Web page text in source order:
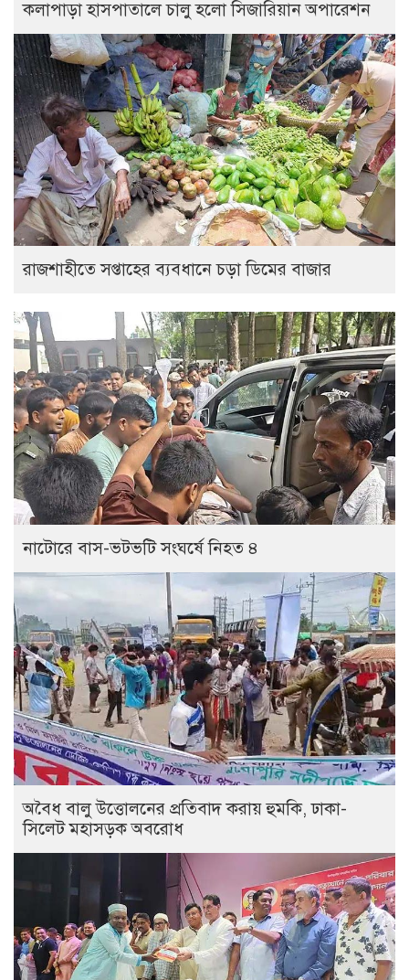
কলাপাড়া হাসপাতালে চালু হলো সিজারিয়ান অপারেশন
রাজশাহীতে সপ্তাহের ব্যবধানে চড়া ডিমের বাজার
নাটোরে বাস-ভটভটি সংঘর্ষে নিহত ৪
অবৈধ বালু উত্তোলনের প্রতিবাদ করায় হুমকি, ঢাকা-
সিলেট মহাসড়ক অবরোধ